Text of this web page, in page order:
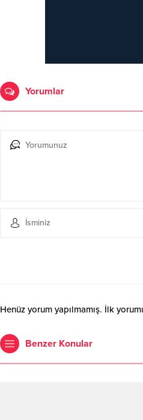
Yorumlar
Henüz yorum yapılmamış. İlk
Benzer Konular